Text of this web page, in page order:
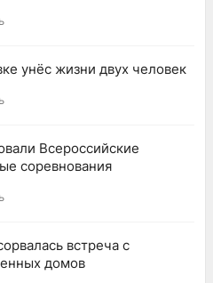
унёс жизни двух человек
Всероссийские
соревнования
встреча с
домов